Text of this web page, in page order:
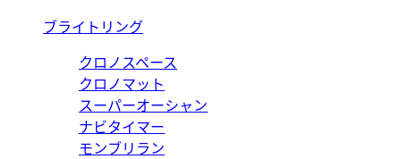
ブライトリング
クロノスペース
クロノマット
スーパーオーシャン
ナビタイマー
モンブリラン